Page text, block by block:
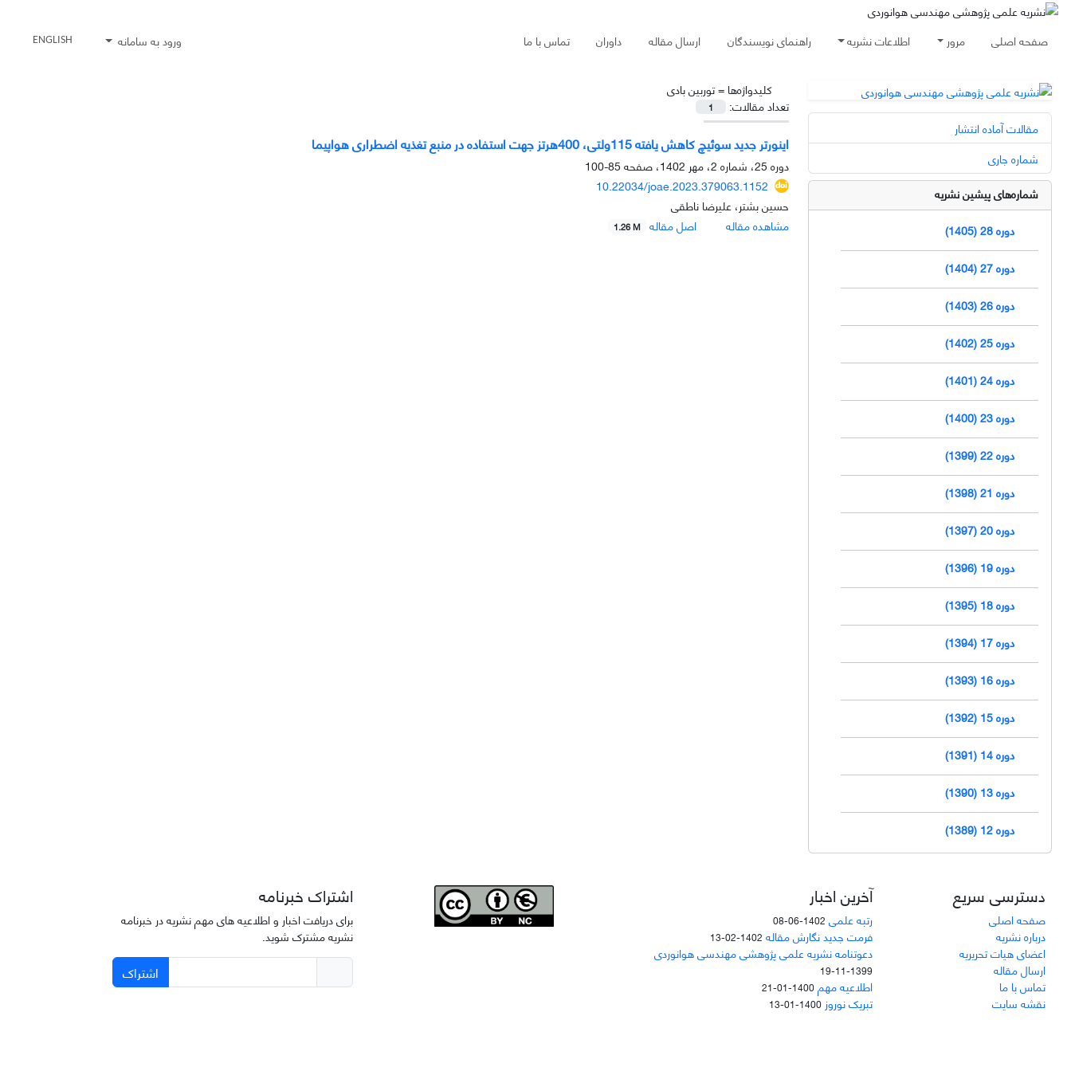
صفحه اصلی مرور اطلاعات نشریه راهنمای نویسندگان ارسال مقاله داوران تماس با ما ورود به سامانه ENGLISH
کلیدواژه‌ها =توربین بادی
تعداد مقالات:
1
اینورتر جدید سوئیچ کاهش یافته 115ولتی، 400هرتز جهت استفاده در منبع تغذیه اضطراری هواپیما
دوره 25، شماره 2، مهر 1402، صفحه
85-100
10.22034/joae.2023.379063.1152
حسین بشتر، علیرضا ناطقی
مشاهده مقاله
اصل مقاله 1.26 M
مقالات آماده انتشار
شماره جاری
شماره‌های پیشین نشریه
دوره 28 (1405)
دوره 27 (1404)
دوره 26 (1403)
دوره 25 (1402)
دوره 24 (1401)
دوره 23 (1400)
دوره 22 (1399)
دوره 21 (1398)
دوره 20 (1397)
دوره 19 (1396)
دوره 18 (1395)
دوره 17 (1394)
دوره 16 (1393)
دوره 15 (1392)
دوره 14 (1391)
دوره 13 (1390)
دوره 12 (1389)
دسترسی سریع
صفحه اصلی
درباره نشریه
اعضای هیات تحریریه
ارسال مقاله
تماس با ما
نقشه سایت
آخرین اخبار
رتبه علمی 1402-06-08
فرمت جدید نگارش مقاله 1402-02-13
دعوتنامه نشریه علمی پژوهشی مهندسی هوانوردی
1399-11-19
اطلاعیه مهم1400-01-21
تبریک نوروز 1400-01-13
اشتراک خبرنامه
برای دریافت اخبار و اطلاعیه های مهم نشریه در خبرنامه
نشریه مشترک شوید.
اشتراک